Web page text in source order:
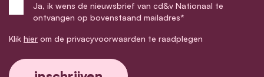
Ja, ik wens de nieuwsbrief van cd&v Nationaal te
ontvangen op bovenstaand mailadres*
Klik hier om de privacyvoorwaarden te raadplegen